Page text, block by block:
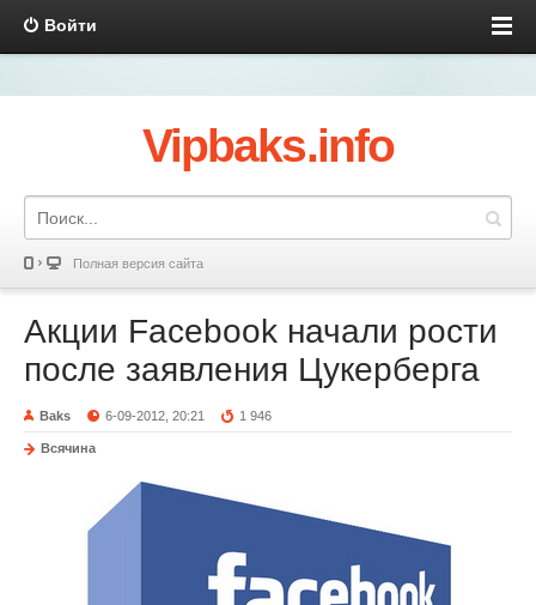
Войти
Vipbaks.info
Полная версия сайта
Акции Facebook начали рости
после заявления Цукерберга
Baks 6-09-2012, 20:21 1 946
Всячина